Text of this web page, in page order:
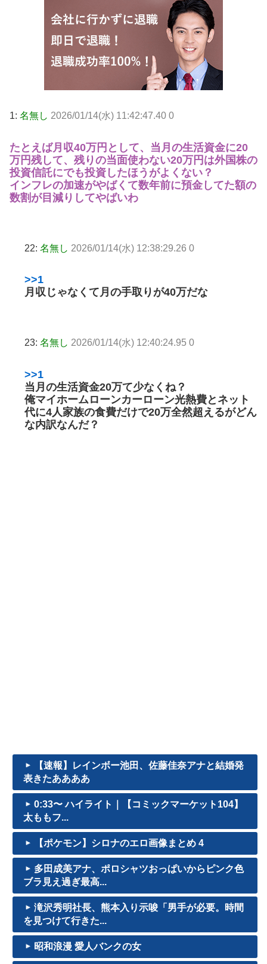
1: 名無し 2026/01/14(水) 11:42:47.40 0
たとえば月収40万円として、当月の生活資金に20
万円残して、残りの当面使わない20万円は外国株の
投資信託にでも投資したほうがよくない？
インフレの加速がやばくて数年前に預金してた額の
数割が目減りしてやばいわ
22: 名無し 2026/01/14(水) 12:38:29.26 0
>>1
月収じゃなくて月の手取りが40万だな
23: 名無し 2026/01/14(水) 12:40:24.95 0
>>1
当月の生活資金20万て少なくね？
俺マイホームローンカーローン光熱費とネット
代に4人家族の食費だけで20万全然超えるがどん
な内訳なんだ？
【速報】レインボー池田、佐藤佳奈アナと結婚発
表きたああああ
0:33〜 ハイライト｜【コミックマーケット104】
太ももフ...
【ポケモン】シロナのエロ画像まとめ 4
多田成美アナ、ポロシャツおっぱいからピンク色
ブラ見え過ぎ最高...
滝沢秀明社長、熊本入り示唆「男手が必要。時間
を見つけて行きた...
昭和浪漫 愛人バンクの女